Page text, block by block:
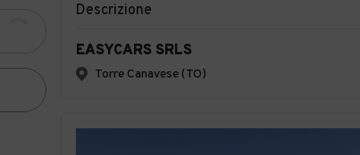
Descrizione
EASYCARS SRLS
Torre Canavese (TO)